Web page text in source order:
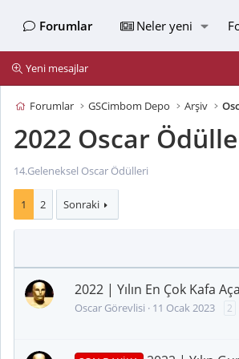
Forumlar Neler yeni
Yeni mesajlar
Forumlar GSCimbom Depo Arşiv
2022 Oscar
14.Geleneksel Oscar Ödülleri
1 2 Sonraki
2022 | Yılın En Çok Kafa
Oscar Görevlisi 11 Ocak 2023 2